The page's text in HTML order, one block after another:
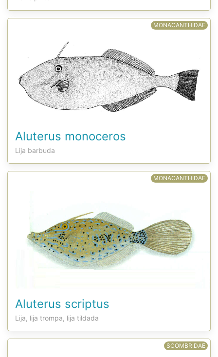
MONACANTHIDAE
Aluterus monoceros
Lija barbuda
MONACANTHIDAE
Aluterus scriptus
Lija, lija trompa, lija tildada
SCOMBRIDAE